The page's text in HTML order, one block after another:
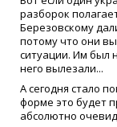
разборок
Березовскому
потому что они
ситуации. Им был
него вылезали...
А сегодня стало
форме это будет
абсолютно